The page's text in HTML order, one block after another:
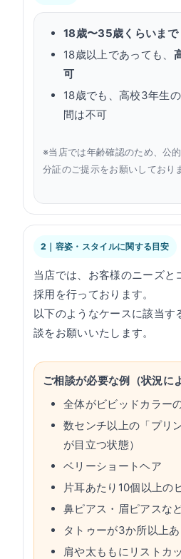
18歳〜35歳くらいまで
18歳以上であっても、
可
18歳でも、高校3年生
間は不可
※当店では年齢確認のため、公
分証のご提示をお願いしており
2｜容姿・スタイルに関する目安
当店では、お客様のニーズと
採用を行っております。
以下のようなケースに該当す
談をお願いいたします。
ご相談が必要な例（状況に
全体がビビッドカラー
数センチ以上の「プリ
が目立つ状態）
ベリーショートヘア
片耳あたり10個以上の
鼻ピアス・眉ピアスな
タトゥーが3か所以上
肩や太ももにリストカ